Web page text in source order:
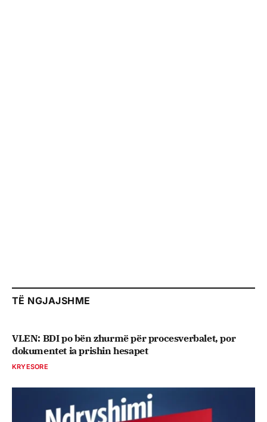
TË NGJAJSHME
VLEN: BDI po bën zhurmë për procesverbalet, por
dokumentet ia prishin hesapet
KRYESORE